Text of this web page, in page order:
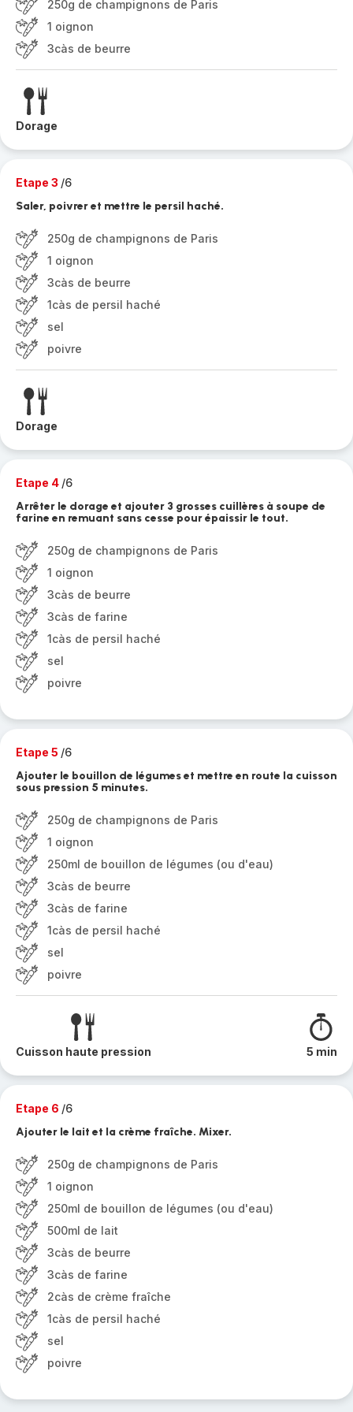
250g de champignons de Paris
1 oignon
3càs de beurre
Dorage
Etape 3 /6
Saler, poivrer et mettre le persil haché.
250g de champignons de Paris
1 oignon
3càs de beurre
1càs de persil haché
sel
poivre
Dorage
Etape 4 /6
Arrêter le dorage et ajouter 3 grosses cuillères à soupe de
farine en remuant sans cesse pour épaissir le tout.
250g de champignons de Paris
1 oignon
3càs de beurre
3càs de farine
1càs de persil haché
sel
poivre
Etape 5 /6
Ajouter le bouillon de légumes et mettre en route la cuisson
sous pression 5 minutes.
250g de champignons de Paris
1 oignon
250ml de bouillon de légumes (ou d'eau)
3càs de beurre
3càs de farine
1càs de persil haché
sel
poivre
Cuisson haute pression 5 min
Etape 6 /6
Ajouter le lait et la crème fraîche. Mixer.
250g de champignons de Paris
1 oignon
250ml de bouillon de légumes (ou d'eau)
500ml de lait
3càs de beurre
3càs de farine
2càs de crème fraîche
1càs de persil haché
sel
poivre